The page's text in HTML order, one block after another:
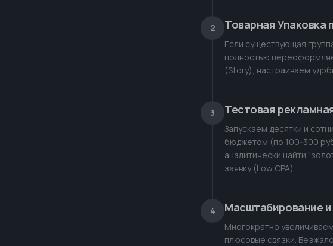
2 Товарная
Если существующая
полностью
(Story), настраиваем
3 Тестовая
Запускаем десятки и
бюджетом (по 100-300
аналитически найти
заявку (Low CPA).
4 Масштабирование
Многократно
плюсовые связки.